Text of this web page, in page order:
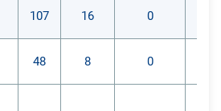
107 16 0
48 8 0